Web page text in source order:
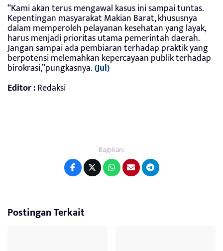
“Kami akan terus mengawal kasus ini sampai tuntas.
Kepentingan masyarakat Makian Barat, khususnya
dalam memperoleh pelayanan kesehatan yang layak,
harus menjadi prioritas utama pemerintah daerah.
Jangan sampai ada pembiaran terhadap praktik yang
berpotensi melemahkan kepercayaan publik terhadap
birokrasi,”pungkasnya.(Jul)
Editor :Redaksi
Bagikan:
Postingan Terkait